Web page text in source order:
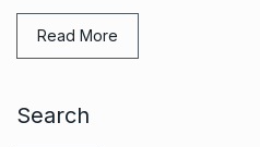
Read More
Search